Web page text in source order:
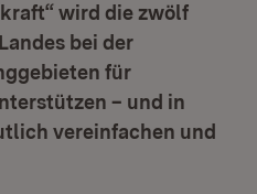
wird die zwölf
bei der
für
– und in
vereinfachen und